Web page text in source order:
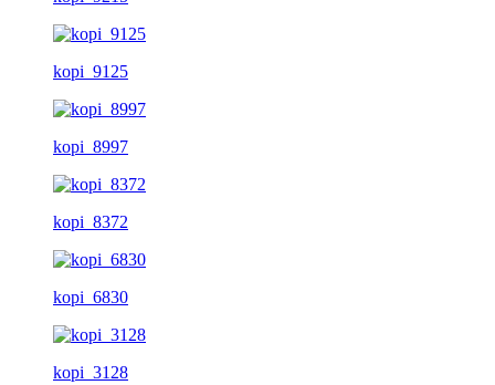
kopi_9125
kopi_8997
kopi_8372
kopi_6830
kopi_3128